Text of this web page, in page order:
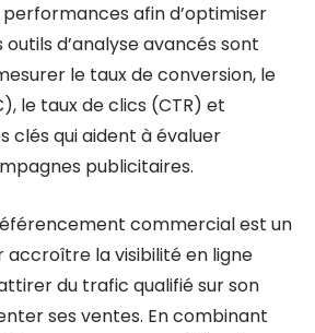
afin d’optimiser
d’analyse avancés sont
le taux de conversion, le
le taux de clics (CTR) et
clés qui aident à évaluer
publicitaires.
commercial est un
accroître la visibilité en ligne
du trafic qualifié sur son
ses ventes. En combinant